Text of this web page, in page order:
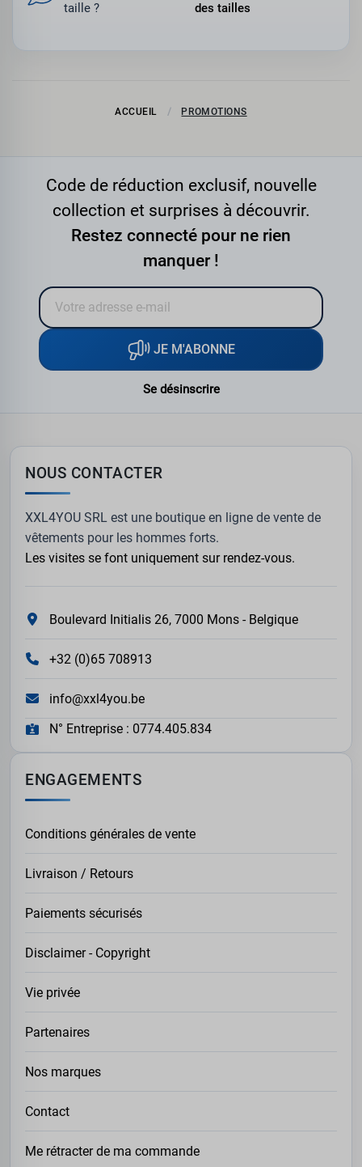
taille ?
des tailles
ACCUEIL PROMOTIONS
Code de réduction exclusif, nouvelle
collection et surprises à découvrir.
Restez connecté pour ne rien
manquer !
JE M'ABONNE
Se désinscrire
NOUS CONTACTER
XXL4YOU SRL est une boutique en ligne de vente de
vêtements pour les hommes forts.
Les visites se font uniquement sur rendez-vous.
Boulevard Initialis 26, 7000 Mons - Belgique
+32 (0)65 708913
info@xxl4you.be
N° Entreprise : 0774.405.834
ENGAGEMENTS
Conditions générales de vente
Livraison / Retours
Paiements sécurisés
Disclaimer - Copyright
Vie privée
Partenaires
Nos marques
Contact
Me rétracter de ma commande